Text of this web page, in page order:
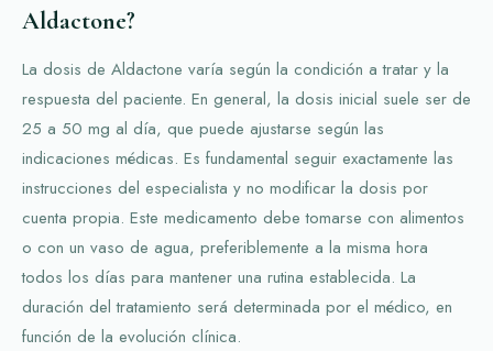
Aldactone?
La dosis de Aldactone varía según la condición a tratar y la
respuesta del paciente. En general, la dosis inicial suele ser de
25 a 50 mg al día, que puede ajustarse según las
indicaciones médicas. Es fundamental seguir exactamente las
instrucciones del especialista y no modificar la dosis por
cuenta propia. Este medicamento debe tomarse con alimentos
o con un vaso de agua, preferiblemente a la misma hora
todos los días para mantener una rutina establecida. La
duración del tratamiento será determinada por el médico, en
función de la evolución clínica.